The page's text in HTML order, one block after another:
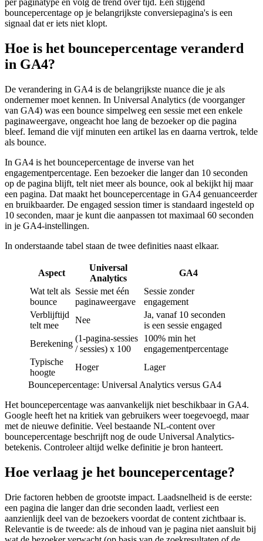
per paginatype en volg de trend over tijd. Een stijgend
bouncepercentage op je belangrijkste conversiepagina's is een
signaal dat er iets niet klopt.
Hoe is het bouncepercentage veranderd
in GA4?
De verandering in GA4 is de belangrijkste nuance die je als
ondernemer moet kennen. In Universal Analytics (de voorganger
van GA4) was een bounce simpelweg een sessie met een enkele
paginaweergave, ongeacht hoe lang de bezoeker op die pagina
bleef. Iemand die vijf minuten een artikel las en daarna vertrok, telde
als bounce.
In GA4 is het bouncepercentage de inverse van het
engagementpercentage. Een bezoeker die langer dan 10 seconden
op de pagina blijft, telt niet meer als bounce, ook al bekijkt hij maar
een pagina. Dat maakt het bouncepercentage in GA4 genuanceerder
en bruikbaarder. De engaged session timer is standaard ingesteld op
10 seconden, maar je kunt die aanpassen tot maximaal 60 seconden
in je GA4-instellingen.
In onderstaande tabel staan de twee definities naast elkaar.
Aspect
Universal
Analytics
GA4
Wat telt als
bounce
Sessie met één
paginaweergave
Sessie zonder
engagement
Verblijftijd
telt mee
Nee
Ja, vanaf 10 seconden
is een sessie engaged
Berekening
(1-pagina-sessies
/ sessies) x 100
100% min het
engagementpercentage
Typische
hoogte
Hoger
Lager
Bouncepercentage: Universal Analytics versus GA4
Het bouncepercentage was aanvankelijk niet beschikbaar in GA4.
Google heeft het na kritiek van gebruikers weer toegevoegd, maar
met de nieuwe definitie. Veel bestaande NL-content over
bouncepercentage beschrijft nog de oude Universal Analytics-
betekenis. Controleer altijd welke definitie je bron hanteert.
Hoe verlaag je het bouncepercentage?
Drie factoren hebben de grootste impact. Laadsnelheid is de eerste:
een pagina die langer dan drie seconden laadt, verliest een
aanzienlijk deel van de bezoekers voordat de content zichtbaar is.
Relevantie is de tweede: als de inhoud van je pagina niet aansluit bij